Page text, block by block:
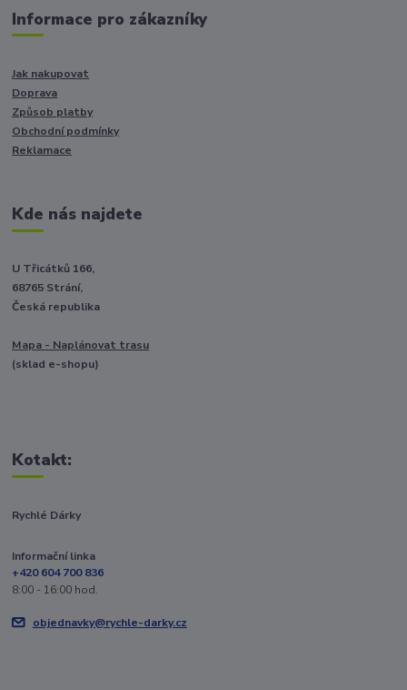
Informace pro zákazníky
Jak nakupovat
Doprava
Způsob platby
Obchodní podmínky
Reklamace
Kde nás najdete
U Třicátků 166,
68765 Strání,
Česká republika
Mapa - Naplánovat trasu
(sklad e-shopu)
Kotakt:
Rychlé Dárky
Informační linka
+420 604 700 836
8:00 - 16:00 hod.
objednavky@rychle-darky.cz